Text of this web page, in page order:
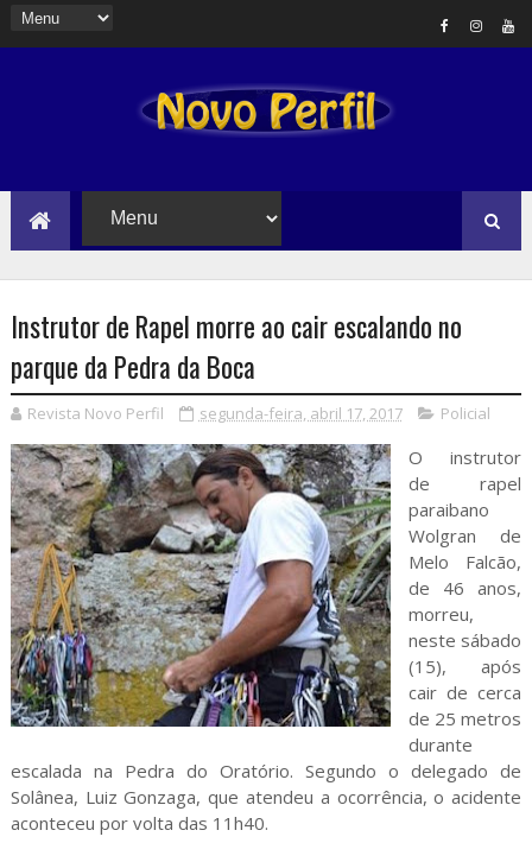
Instrutor de Rapel morre ao cair escalando no
parque da Pedra da Boca
Revista Novo Perfil segunda-feira, abril 17, 2017 Policial
O instrutor
de rapel
paraibano
Wolgran de
Melo Falcão,
de 46 anos,
morreu,
neste sábado
(15), após
cair de cerca
de 25 metros
durante
escalada na Pedra do Oratório. Segundo o delegado de
Solânea, Luiz Gonzaga, que atendeu a ocorrência, o acidente
aconteceu por volta das 11h40.